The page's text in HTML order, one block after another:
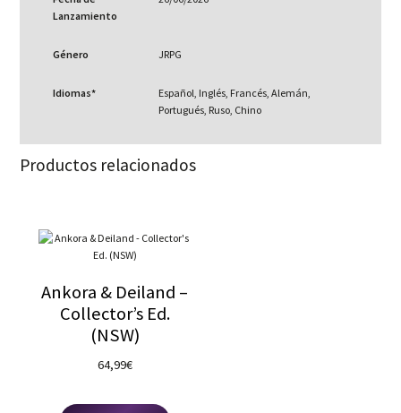
Lanzamiento
Género JRPG
Idiomas*
Español, Inglés, Francés, Alemán,
Portugués, Ruso, Chino
Productos relacionados
Ankora & Deiland –
Collector’s Ed.
(NSW)
64,99€